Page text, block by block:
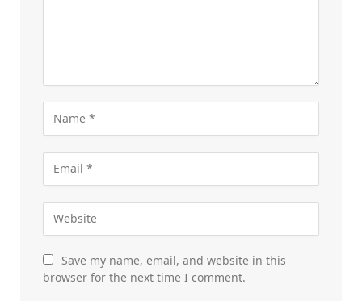
Save my name, email, and website in this
browser for the next time I comment.